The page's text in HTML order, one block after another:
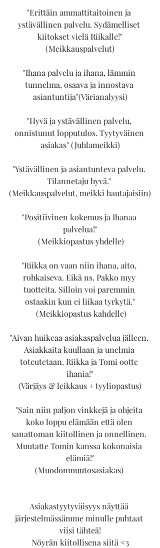
"Erittäin ammattitaitoinen ja
ystävällinen palvelu. Sydämelliset
kiitokset vielä Riikalle!"
(Meikkauspalvelut)
"Ihana palvelu ja ihana, lämmin
tunnelma, osaava ja innostava
asiantuntija"(Värianalyysi)
"Hyvä ja ystävällinen palvelu,
onnistunut lopputulos. Tyytyväinen
asiakas" (Juhlameikki)
"Ystävällinen ja asiantunteva palvelu.
Tilannetaju hyvä."
(Meikkauspalvelut, meikki hautajaisiin)
"Positiivinen kokemus ja Ihanaa
palvelua!"
(Meikkiopastus yhdelle)
"Riikka on vaan niin ihana, aito,
rohkaiseva. Eikä ns. Pakko myy
tuotteita. Silloin voi paremmin
ostaakin kun ei liikaa tyrkytä."
(Meikkiopastus kahdelle)
"Aivan huikeaa asiakaspalvelua jälleen.
Asiakkaita kuullaan ja unelmia
toteutetaan. Riikka ja Tomi ootte
ihania!"
(Värjäys & leikkaus + tyyliopastus)
"Sain niin paljon vinkkejä ja ohjeita
koko loppu elämään että olen
sanattoman kiitollinen ja onnellinen.
Muutatte Tomin kanssa kokonaisia
elämiä!"
(Muodonmuutosasiakas)
Asiakastyytyväisyys näyttää
järjestelmässämme minulle puhtaat
viisi tähteä!
Nöyrän kiitollisena siitä <3